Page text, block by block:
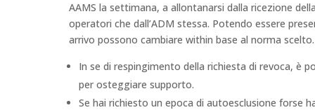
AAMS la settimana, a allontanarsi dalla ricezione
operatori che dall’ADM stessa. Potendo essere
arrivo possono cambiare within base al norma scelto.
In se di respingimento della richiesta di revoca, è
per osteggiare supporto.
Se hai richiesto un epoca di autoesclusione forse